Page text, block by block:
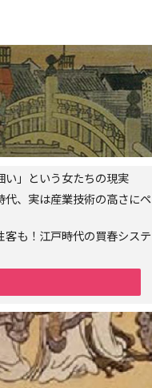
い」という女たちの現実
、実は産業技術の高さにペ
も！江戸時代の買春システ